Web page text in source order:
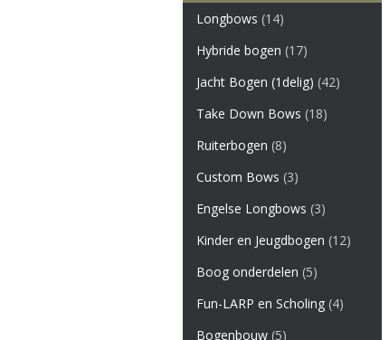
Longbows (14)
Hybride bogen (17)
Jacht Bogen (1delig) (42)
Take Down Bows (18)
Ruiterbogen (8)
Custom Bows (3)
Engelse Longbows (3)
Kinder en Jeugdbogen (12)
Boog onderdelen (5)
Fun-LARP en Scholing (4)
Bogenbouw (5)